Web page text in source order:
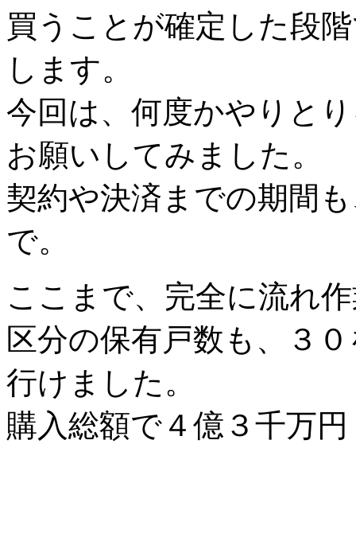
買うことが確定した段
します。
今回は、何度かやりと
お願いしてみました。
契約や決済までの期間
で。
ここまで、完全に流れ
区分の保有戸数も、３
行けました。
購入総額で４億３千万